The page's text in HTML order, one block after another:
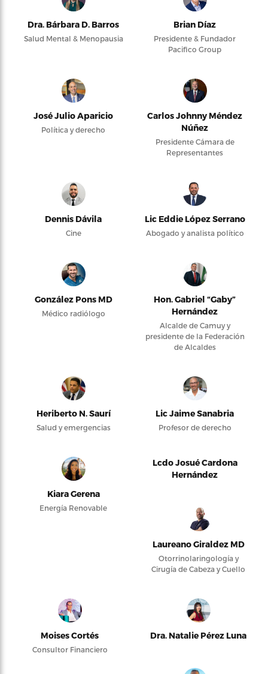
Dra. Bárbara D. Barros
Salud Mental & Menopausia
Brian Díaz
Presidente & Fundador
Pacifico Group
José Julio Aparicio
Política y derecho
Carlos Johnny Méndez
Núñez
Presidente Cámara de
Representantes
Dennis Dávila
Cine
Lic Eddie López Serrano
Abogado y analista político
González Pons MD
Médico radiólogo
Hon. Gabriel “Gaby”
Hernández
Alcalde de Camuy y
presidente de la Federación
de Alcaldes
Heriberto N. Saurí
Salud y emergencias
Lic Jaime Sanabria
Profesor de derecho
Kiara Gerena
Energía Renovable
Lcdo Josué Cardona
Hernández
Laureano Giraldez MD
Otorrinolaringología y
Cirugía de Cabeza y Cuello
Moises Cortés
Consultor Financiero
Dra. Natalie Pérez Luna